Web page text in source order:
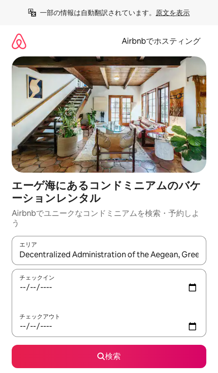
一部の情報は自動翻訳されています。 原文を表示
Airbnbでホスティング
エーゲ海にあるコンドミニアムのバケ
ーションレンタル
Airbnbでユニークなコンドミニアムを検索・予約しよ
う
エリア
検索結果が表示されたら、上下の矢印キーを使って移動するか
チェックイン
チェックアウト
検索